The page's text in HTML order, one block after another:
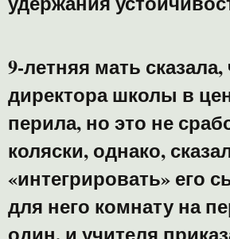
9-летняя мать
директора школы в
перила, но это не
коляски, однако,
«интегрировать» его
для него комнату на